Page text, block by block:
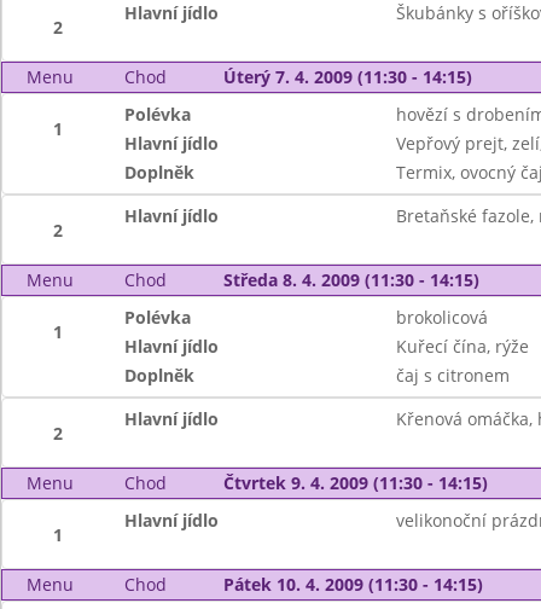
2
Hlavní jídlo Škubánky s
Menu Chod Úterý 7. 4. 2009 (11:30 - 14:15)
1
Polévka
hovězí s
Hlavní jídlo
Vepřový prejt,
Doplněk
Termix, ovocný
2
Hlavní jídlo Bretaňské fazole,
Menu Chod Středa 8. 4. 2009 (11:30 - 14:15)
1
Polévka
brokolicová
Hlavní jídlo
Kuřecí čína, rýže
Doplněk
čaj s citronem
2
Hlavní jídlo Křenová
Menu Chod Čtvrtek 9. 4. 2009 (11:30 - 14:15)
1
Hlavní jídlo velikonoční
Menu Chod Pátek 10. 4. 2009 (11:30 - 14:15)